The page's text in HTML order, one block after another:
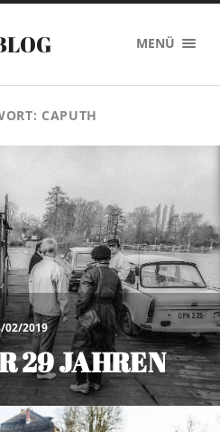
MENÜ
CAPUTH
02/2019
29 JAHREN